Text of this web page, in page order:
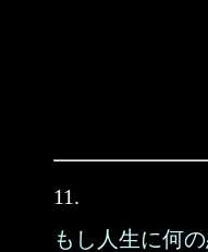
11.
もし人生に何